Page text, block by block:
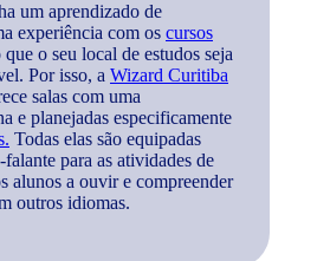
um aprendizado de
experiência com os cursos
que o seu local de estudos seja
Por isso, a Wizard Curitiba
salas com uma
e planejadas especificamente
Todas elas são equipadas
para as atividades de
alunos a ouvir e compreender
outros idiomas.